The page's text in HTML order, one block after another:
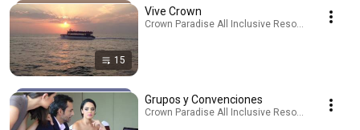
15
Vive Crown
Crown Paradise All Inclusive Resorts · Playlist
Grupos y Convenciones
Crown Paradise All Inclusive Resorts · Playlist